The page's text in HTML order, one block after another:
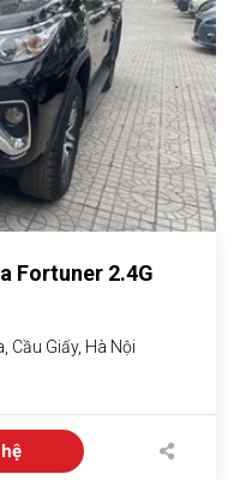
Fortuner 2.4G
Cầu Giấy, Hà Nội